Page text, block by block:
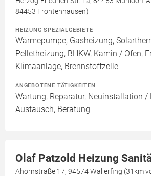
84453 Frontenhausen)
HEIZUNG SPEZIALGEBIETE
Wärmepumpe, Gasheizung,
Pelletheizung, BHKW, Kamin / Ofen,
Klimaanlage, Brennstoffzelle
ANGEBOTENE TÄTIGKEITEN
Wartung, Reparatur, Neuinstallation /
Austausch, Beratung
Olaf Patzold Heizung
Ahornstraße 17, 94574 Wallerfing (31km